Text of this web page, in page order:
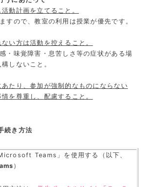
動計画を立てること。
すので、教室の利用は授業が優先です。
い方は活動を控えること。
・味覚障害・息苦しさ等の症状がある場
しないこと。
あたり、参加が強制的なものにならない
を尊重し、 配慮すること。
き方法
Teams」を使用する（以下、
）